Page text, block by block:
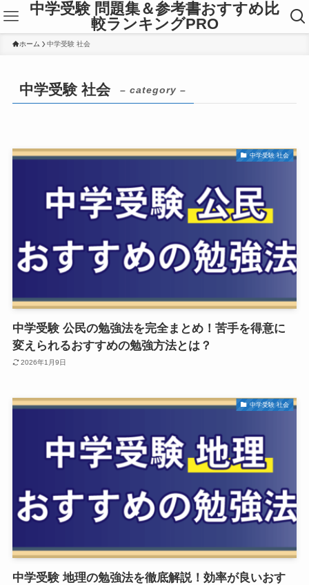
中学受験 問題集＆参考書おすすめ比
較ランキングPRO
ホーム 中学受験 社会
中学受験 社会 – category –
中学受験 社会
中学受験 公民の勉強法を完全まとめ！苦手を得意に
変えられるおすすめの勉強方法とは？
2026年1月9日
中学受験 社会
中学受験 地理の勉強法を徹底解説！効率が良いおす